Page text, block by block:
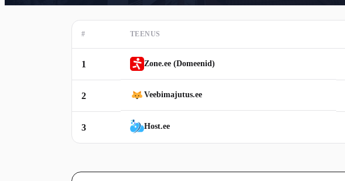
# TEENUS
1 Zone.ee (Domeenid)
2 Veebimajutus.ee
3 Host.ee